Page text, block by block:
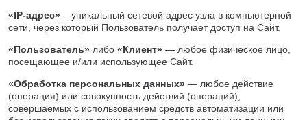
Санкт-Петербург
Саранск
Севастополь
Сочи
Сургут
«IP-адрес» – уникальный сетевой адрес узла в компьютерной
сети, через который Пользователь получает доступ на Сайт.
«Пользователь» либо «Клиент» — любое физическое лицо,
посещающее и/или использующее Сайт.
«Обработка персональных данных» — любое действие
(операция) или совокупность действий (операций),
совершаемых с использованием средств автоматизации или